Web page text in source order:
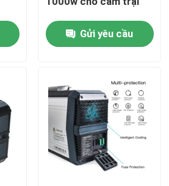
trời
điện di động
Gửi yêu cầu